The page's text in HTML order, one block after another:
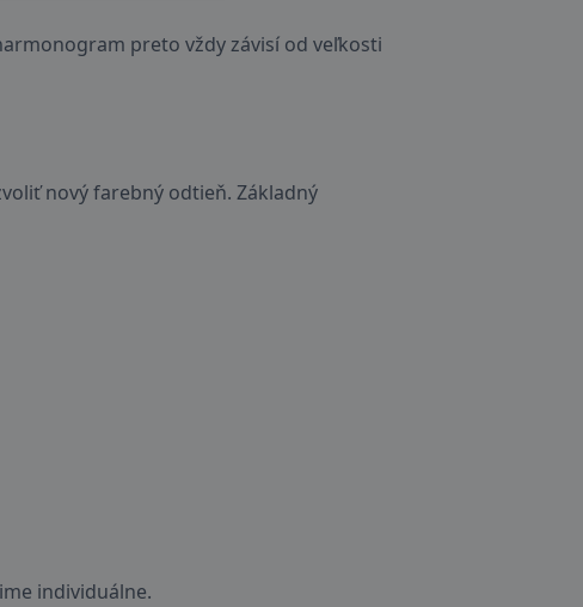
preto vždy závisí od veľkosti
nový farebný odtieň. Základný
individuálne.